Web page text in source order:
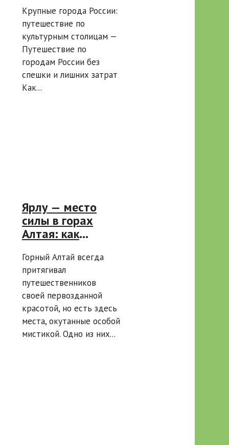
столицам —
Путешествие по
городам России
без спешки
Крупные города России:
путешествие по
культурным столицам —
Путешествие по
городам России без
спешки и лишних затрат
Как...
Ярлу — место
силы в горах
Алтая: как
нужно знать
перед поездкой
Горный Алтай всегда
притягивал
путешественников
своей первозданной
красотой, но есть здесь
места, окутанные особой
мистикой. Одно из них...